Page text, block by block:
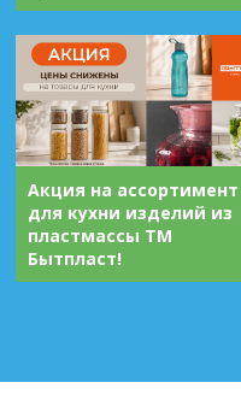
Акция на ассортимент
для кухни изделий из
пластмассы ТМ
Бытпласт!